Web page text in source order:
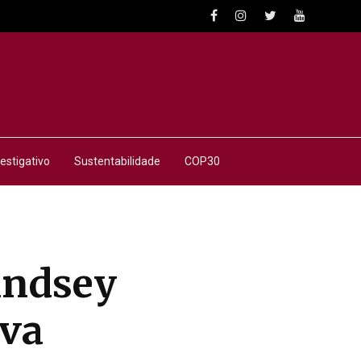
Sustentabilidade COP30